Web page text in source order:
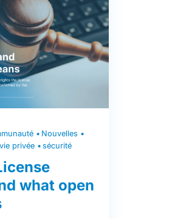
Nouvelles
privée sécurité
what open